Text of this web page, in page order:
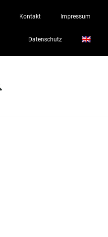
Kontakt Impressum
Datenschutz